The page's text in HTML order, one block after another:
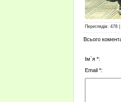
Переглядів: 478
Всього
Ім`я *:
Email *: